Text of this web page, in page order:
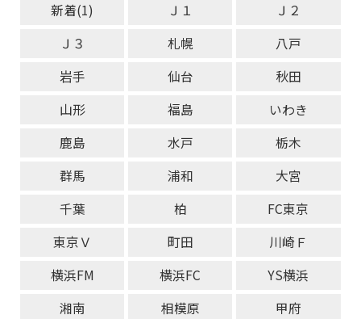
新着(1) Ｊ１
Ｊ２
Ｊ３
札幌
八戸
岩手
仙台
秋田
山形
福島
いわき
鹿島
水戸
栃木
群馬
浦和
大宮
千葉
柏
FC東京
東京Ｖ
町田
川崎Ｆ
横浜FM
横浜FC
YS横浜
湘南
相模原
甲府